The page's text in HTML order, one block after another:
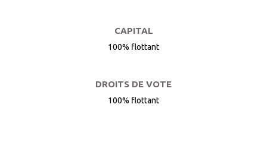
CAPITAL
100% flottant
DROITS DE VOTE
100% flottant